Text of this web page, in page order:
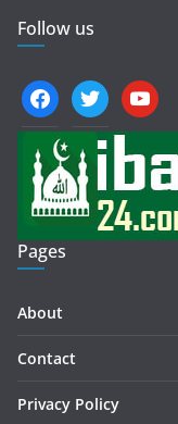
Follow us
facebooktwitter youtube
Pages
About
Contact
Privacy Policy